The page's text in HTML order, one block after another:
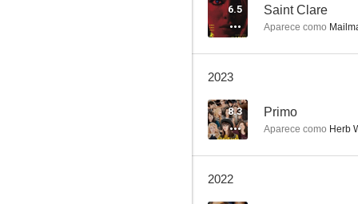
6.5 Saint Clare
Aparece como
2023
8.3 Primo
Aparece como Herb
2022